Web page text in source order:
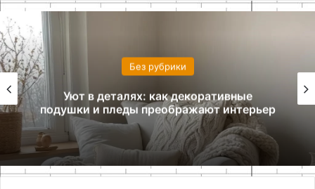
Без рубрики
Уют в деталях: как декоративные
подушки и пледы преображают интерьер